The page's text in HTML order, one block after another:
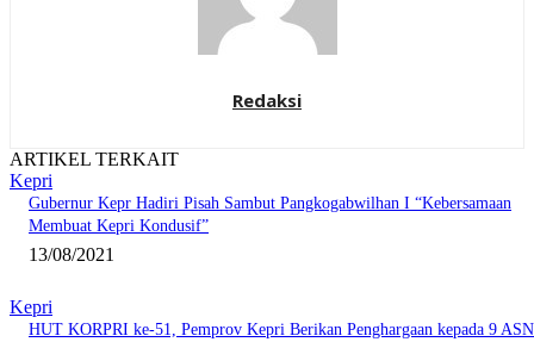
Redaksi
ARTIKEL TERKAIT
Kepri
Gubernur Kepr Hadiri Pisah Sambut Pangkogabwilhan I “Kebersamaan
Membuat Kepri Kondusif”
13/08/2021
Kepri
HUT KORPRI ke-51, Pemprov Kepri Berikan Penghargaan kepada 9 ASN